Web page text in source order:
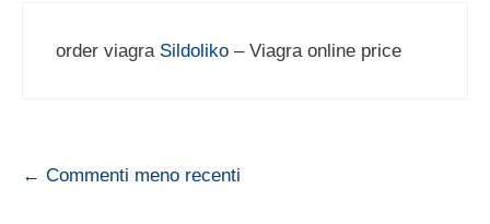
order viagra Sildoliko – Viagra online price
Navigazione
← Commenti meno recenti